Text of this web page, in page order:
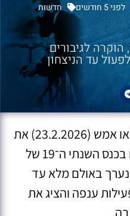
לפני 5 חודשים
חדשות
הוקרה לגיבורים
עד הניצחון
כ-350 תומכים ופעילים מילאו אמש (23.2.2026) את
מרכז מורשת בגין בירושלים בכנס השנתי ה־19 של
באולם מלא עד
ענפה והציג את